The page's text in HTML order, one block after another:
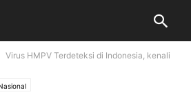
Virus HMPV Terdeteksi di Indonesia, kenali